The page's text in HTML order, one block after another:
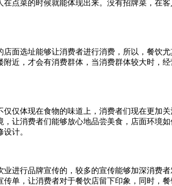
点菜的时候就能体现出来。没有招牌菜，在
选址能够让消费者进行消费，所以，餐饮尤
近，才会有消费群体，当消费群体较大时，
体现在食物的味道上，消费者们现在更加关
让消费者们能够放心地品尝美食，店面环境
计。
行品牌宣传的，较多的宣传能够加深消费者
单，让消费者对于餐饮店留下印象，同时，